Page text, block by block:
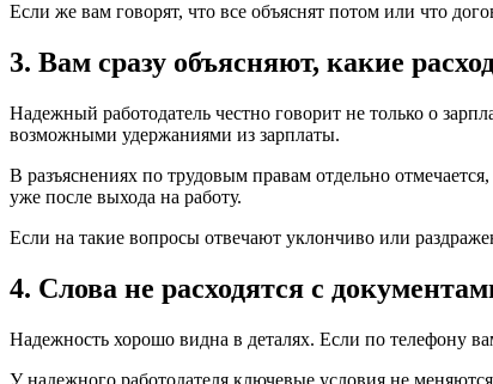
Если же вам говорят, что все объяснят потом или что
3. Вам сразу объясняют, какие
Надежный работодатель честно говорит не только о
возможными удержаниями из зарплаты.
В разъяснениях по трудовым правам отдельно
уже после выхода на работу.
Если на такие вопросы отвечают уклончиво или
4. Слова не расходятся с
Надежность хорошо видна в деталях. Если по телефону
У надежного работодателя ключевые условия не